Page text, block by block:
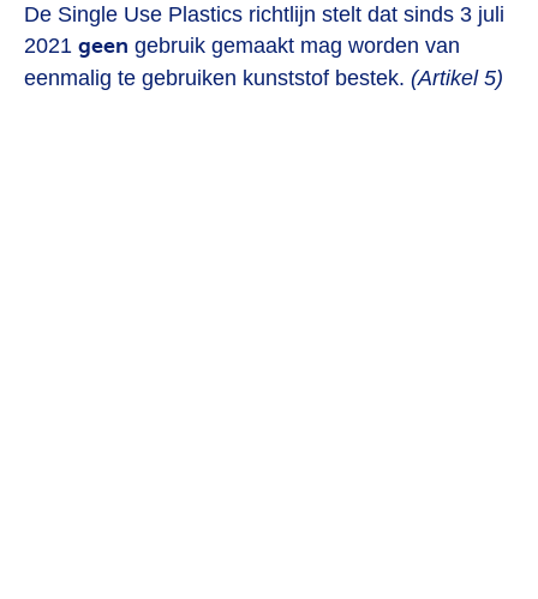
De Single Use Plastics richtlijn stelt dat sinds 3 juli
2021 geen gebruik gemaakt mag worden van
eenmalig te gebruiken kunststof bestek. (Artikel 5)